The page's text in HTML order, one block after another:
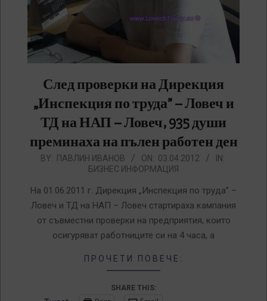
След проверки на Дирекция
„Инспекция по труда” – Ловеч и
ТД на НАП – Ловеч, 935 души
преминаха на пълен работен ден
2012-
03
BY: ПАВЛИН ИВАНОВ ON: 03.04.2012
IN:
БИЗНЕС ИНФОРМАЦИЯ
На 01.06.2011 г. Дирекция „Инспекция по труда” –
Ловеч и ТД на НАП – Ловеч стартираха кампания
от съвместни проверки на предприятия, които
осигуряват работниците си на 4 часа, а
ПРОЧЕТИ ПОВЕЧЕ:
SHARE THIS: